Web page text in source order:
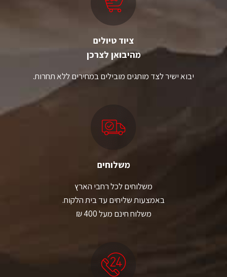
ציוד טיולים
מהיבואן לצרכן
יבוא ישיר לצד מותגים מובילים במחירים ללא תחרות.
משלוחים
משלוחים לכל רחבי הארץ
באמצעות שליחים עד בית הלקוח.
משלוח חינם מעל 400 ₪